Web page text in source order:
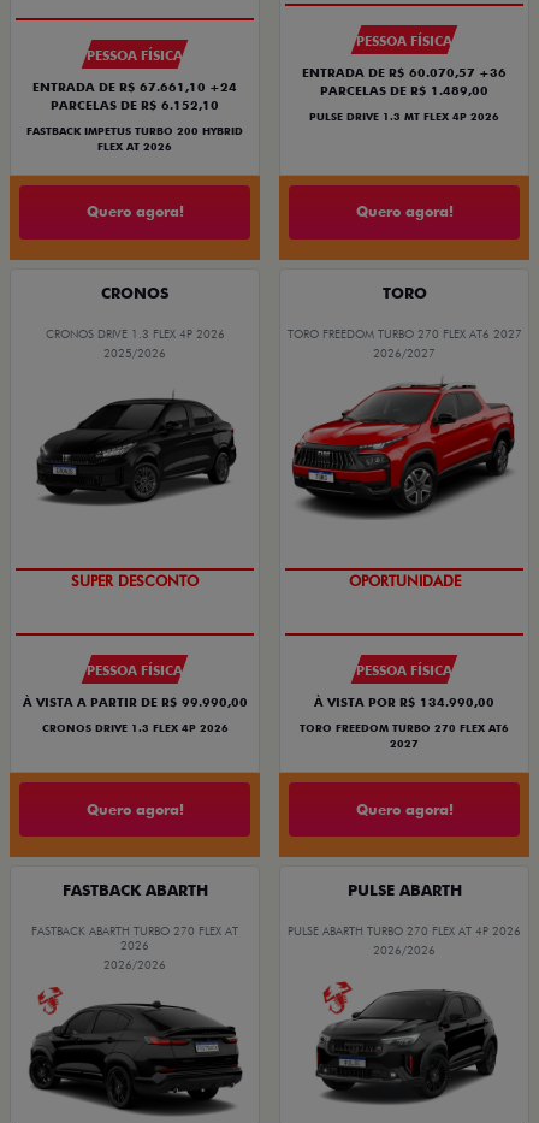
PESSOA FÍSICA
ENTRADA DE R$ 67.661,10 +24
PARCELAS DE R$ 6.152,10
FASTBACK IMPETUS TURBO 200 HYBRID
FLEX AT 2026
Quero agora!
PESSOA FÍSICA
ENTRADA DE R$ 60.070,57 +36
PARCELAS DE R$ 1.489,00
PULSE DRIVE 1.3 MT FLEX 4P 2026
Quero agora!
CRONOS
CRONOS DRIVE 1.3 FLEX 4P 2026
2025/2026
SUPER DESCONTO
PESSOA FÍSICA
À VISTA A PARTIR DE R$ 99.990,00
CRONOS DRIVE 1.3 FLEX 4P 2026
Quero agora!
TORO
TORO FREEDOM TURBO 270 FLEX AT6 2027
2026/2027
OPORTUNIDADE
PESSOA FÍSICA
À VISTA POR R$ 134.990,00
TORO FREEDOM TURBO 270 FLEX AT6
2027
Quero agora!
FASTBACK ABARTH
FASTBACK ABARTH TURBO 270 FLEX AT
2026
2026/2026
PULSE ABARTH
PULSE ABARTH TURBO 270 FLEX AT 4P 2026
2026/2026